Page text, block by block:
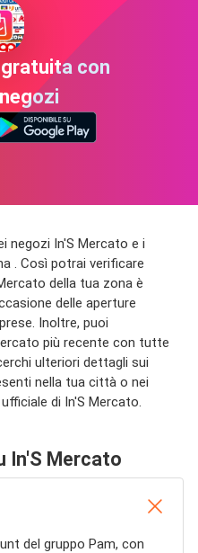
con
negozi In'S Mercato e i
. Così potrai verificare
della tua zona è
delle aperture
Inoltre, puoi
più recente con tutte
ulteriori dettagli sui
nella tua città o nei
di In'S Mercato.
In'S Mercato
del gruppo Pam, con